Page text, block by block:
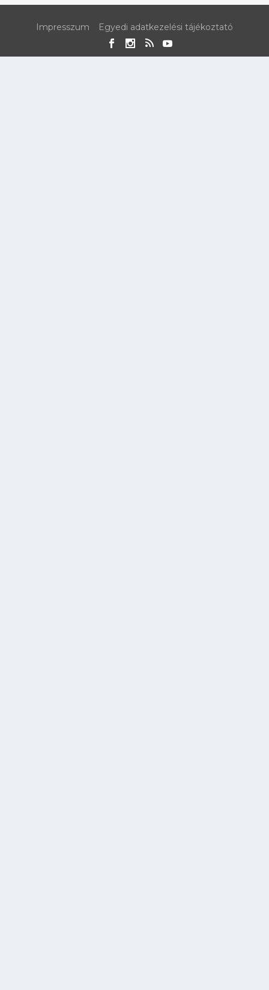
Impresszum Egyedi adatkezelési tájékoztató